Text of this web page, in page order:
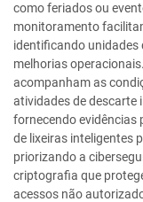
como feriados ou
monitoramento
identificando unidades
melhorias
acompanham as
atividades de descarte
fornecendo evidências
de lixeiras inteligentes
priorizando a
criptografia que
acessos não